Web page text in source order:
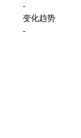
-
变化趋势
-